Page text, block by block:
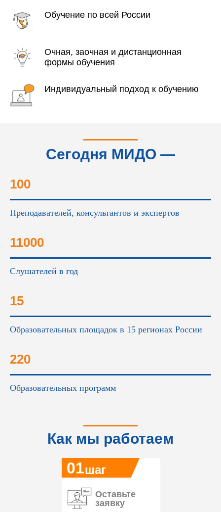
Обучение по всей России
Очная, заочная и дистанционная
формы обучения
Индивидуальный подход к обучению
Сегодня МИДО —
100
Преподавателей, консультантов и экспертов
11000
Слушателей в год
15
Образовательных площадок в 15 регионах России
220
Образовательных программ
Как мы работаем
01
Оставьте
заявку
шаг